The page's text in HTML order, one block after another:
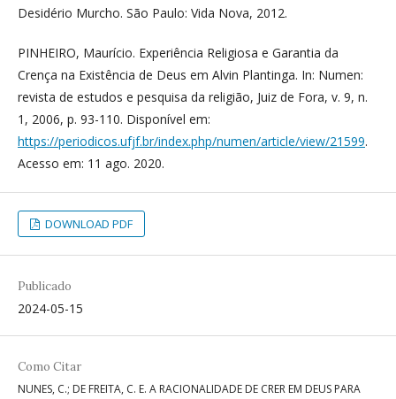
Desidério Murcho. São Paulo: Vida Nova, 2012.
PINHEIRO, Maurício. Experiência Religiosa e Garantia da
Crença na Existência de Deus em Alvin Plantinga. In: Numen:
revista de estudos e pesquisa da religião, Juiz de Fora, v. 9, n.
1, 2006, p. 93-110. Disponível em:
https://periodicos.ufjf.br/index.php/numen/article/view/21599.
Acesso em: 11 ago. 2020.
DOWNLOAD PDF
Publicado
2024-05-15
Como Citar
NUNES, C.; DE FREITA, C. E. A RACIONALIDADE DE CRER EM DEUS PARA